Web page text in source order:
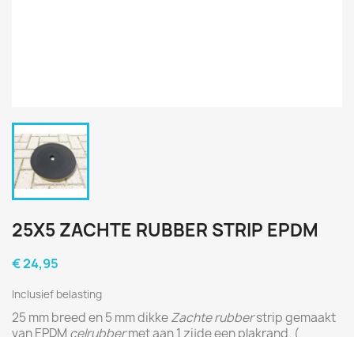
25X5 ZACHTE RUBBER STRIP EPDM
€ 24,95
Inclusief belasting
25 mm breed en 5 mm dikkeZachte rubberstrip gemaakt
van EPDM celrubbermet aan 1 zijde een plakrand. (